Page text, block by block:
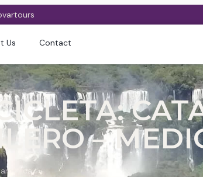
Us Contact
–